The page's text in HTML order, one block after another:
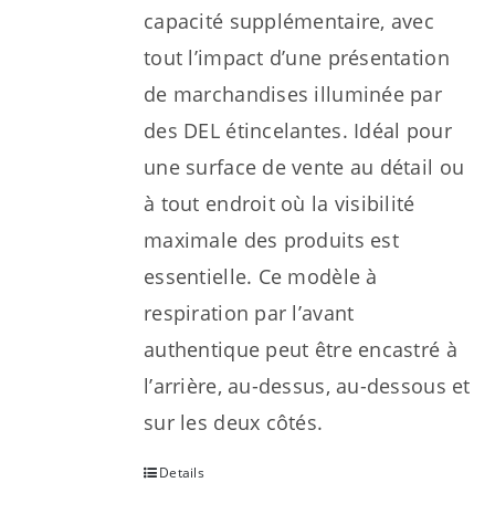
capacité supplémentaire, avec
tout l’impact d’une présentation
de marchandises illuminée par
des DEL étincelantes. Idéal pour
une surface de vente au détail ou
à tout endroit où la visibilité
maximale des produits est
essentielle. Ce modèle à
respiration par l’avant
authentique peut être encastré à
l’arrière, au-dessus, au-dessous et
sur les deux côtés.
Details